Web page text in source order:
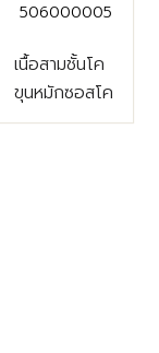
506000005
เนื้อสามชั้นโค
ขุนหมักซอสโค
ชูจังแช่แข็ง